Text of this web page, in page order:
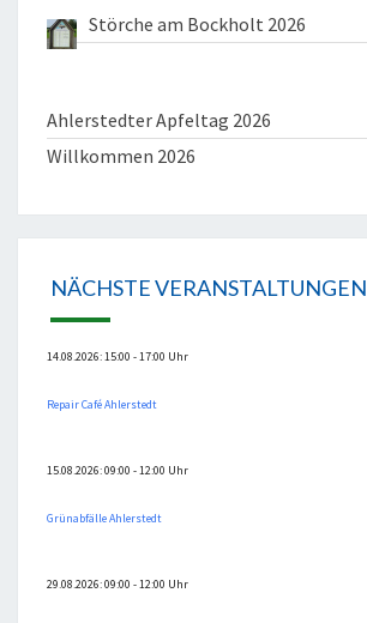
Störche am Bockholt 2026
Ahlerstedter Apfeltag 2026
Willkommen 2026
NÄCHSTE VERANSTALTUNGEN
14.08.2026: 15:00 - 17:00 Uhr
Repair Café Ahlerstedt
15.08.2026: 09:00 - 12:00 Uhr
Grünabfälle Ahlerstedt
29.08.2026: 09:00 - 12:00 Uhr